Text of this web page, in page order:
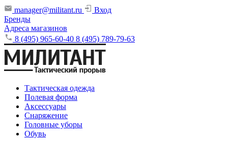
manager@militant.ru
Вход
Бренды
Адреса магазинов
8 (495) 965-60-40 8 (495) 789-79-63
Тактическая одежда
Полевая форма
Аксессуары
Снаряжение
Головные уборы
Обувь